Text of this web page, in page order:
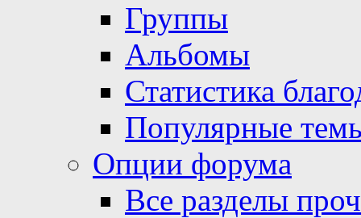
Группы
Альбомы
Статистика
Популярные
Опции форума
Все разделы